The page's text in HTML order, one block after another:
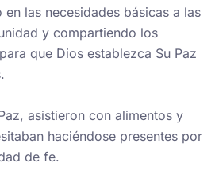
las necesidades básicas a las
y compartiendo los
que Dios establezca Su Paz
asistieron con alimentos y
haciéndose presentes por
de fe.